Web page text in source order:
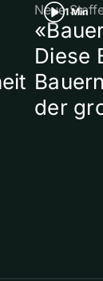
1 Min
Neue
Diese
der